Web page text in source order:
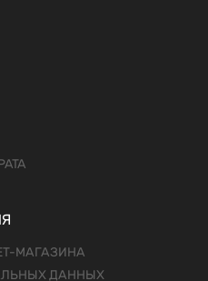
МАГАЗИНА
ДАННЫХ